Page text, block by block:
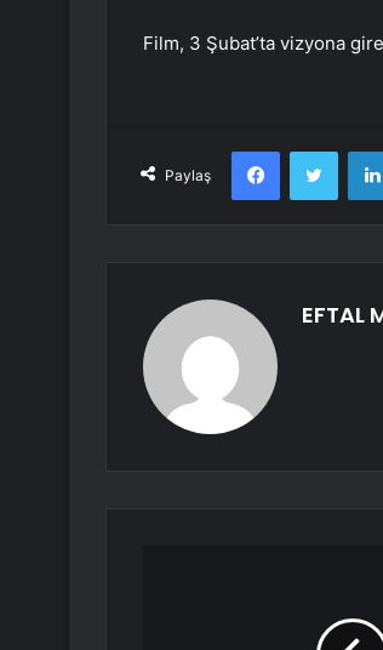
Film, 3 Şubat’ta vizyona
Paylaş
Facebook
EFTAL